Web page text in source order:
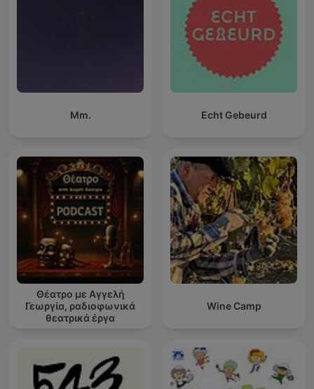
Mm. Echt Gebeurd
Θέατρο με Αγγελή
Γεωργία, ραδιοφωνικά
θεατρικά έργα
Wine Camp